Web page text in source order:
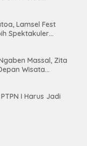
Lamsel Fest
Spektakuler
Massal, Zita
Wisata
I Harus Jadi